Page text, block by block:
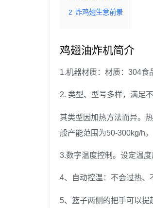
2 炸鸡翅生意前景
鸡翅油炸机简介
1.机器材质：材质：304食
2. 类型、型号多样，满足
其类型因加热方法而异。
般产能范围为50-300kg/h。
3.数字温度控制。设定温
4、自动控温：不会过热、
5、篮子两侧的把手可以提